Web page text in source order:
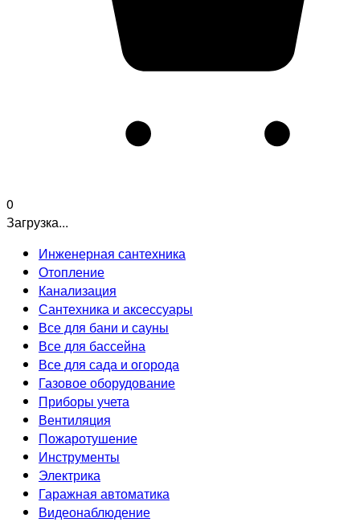
0
Загрузка...
Инженерная сантехника
Отопление
Канализация
Сантехника и аксессуары
Все для бани и сауны
Все для бассейна
Все для сада и огорода
Газовое оборудование
Приборы учета
Вентиляция
Пожаротушение
Инструменты
Электрика
Гаражная автоматика
Видеонаблюдение